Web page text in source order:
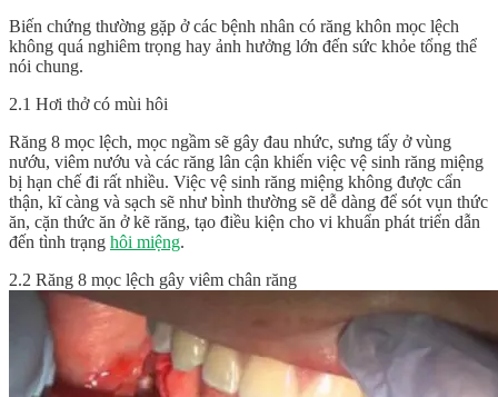
Biến chứng thường gặp ở các bệnh nhân có răng khôn mọc lệch
không quá nghiêm trọng hay ảnh hưởng lớn đến sức khỏe tổng thể
nói chung.
2.1 Hơi thở có mùi hôi
Răng 8 mọc lệch, mọc ngầm sẽ gây đau nhức, sưng tấy ở vùng
nướu, viêm nướu và các răng lân cận khiến việc vệ sinh răng miệng
bị hạn chế đi rất nhiều. Việc vệ sinh răng miệng không được cẩn
thận, kĩ càng và sạch sẽ như bình thường sẽ dễ dàng để sót vụn thức
ăn, cặn thức ăn ở kẽ răng, tạo điều kiện cho vi khuẩn phát triển dẫn
đến tình trạng hôi miệng.
2.2 Răng 8 mọc lệch gây viêm chân răng